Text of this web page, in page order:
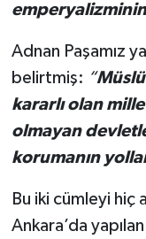
Adnan Paşamız
belirtmiş: “
kararlı olan
olmayan
korumanın
Bu iki cümleyi hiç
Ankara’da